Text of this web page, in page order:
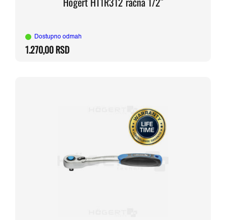
Dostupno odmah
1.270,00RSD